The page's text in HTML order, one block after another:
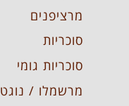
מרציפנים
סוכריות
סוכריות גומי
מרשמלו / נוגט